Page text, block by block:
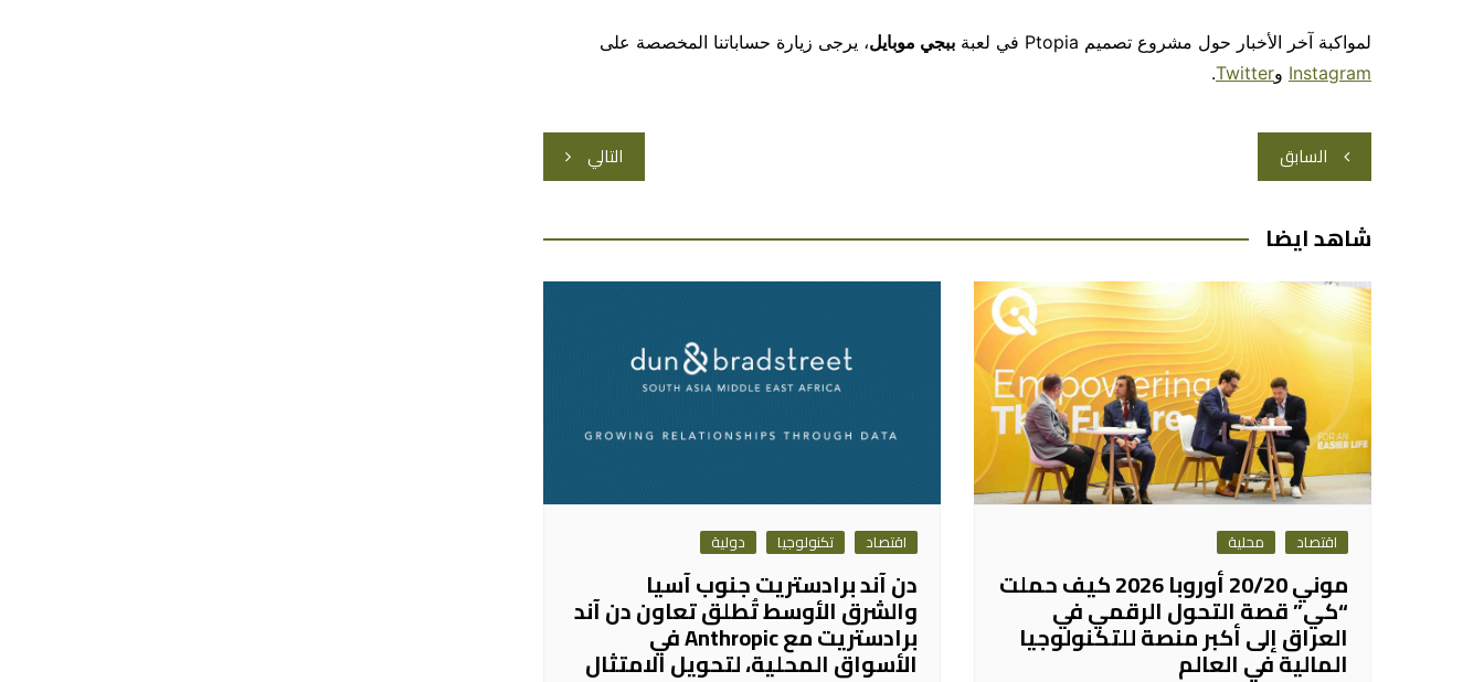
لمواكبة آخر الأخبار حول مشروع تصميم Ptopia في لعبة ببجي موبايل، يرجى زيارة حساباتنا المخصصة على
Instagram وTwitter
.
تصفّح
المقالات
السابق التالي
شاهد ايضا
اقتصاد محلية
موني 20/20 أوروبا 2026 كيف حملت
“كي” قصة التحول الرقمي في
العراق إلى أكبر منصة للتكنولوجيا
المالية في العالم
اقتصاد تكنولوجيا دولية
دن آند برادستريت جنوب آسيا
والشرق الأوسط تُطلق تعاون دن آند
برادستريت مع Anthropic في
الأسواق المحلية، لتحويل الامتثال